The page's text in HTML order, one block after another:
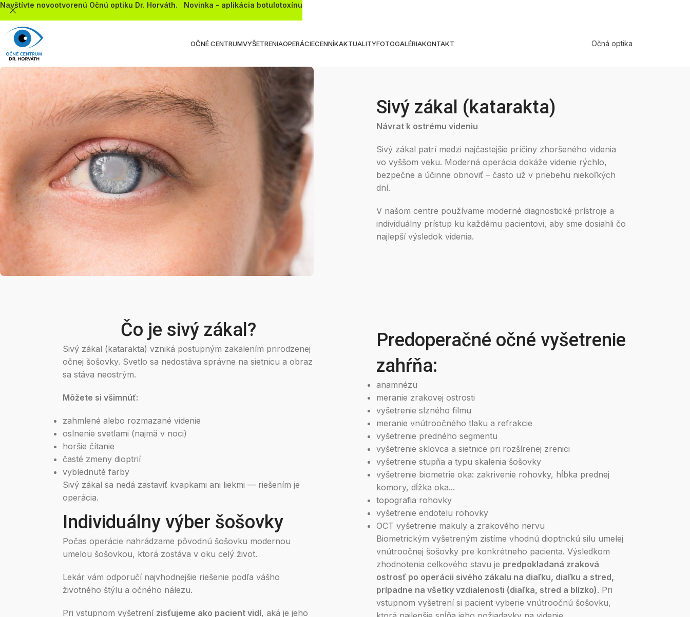
OČNÉ CENTRUMVYŠETRENIAOPERÁCIECENNÍKAKTUALITYFOTOGALÉRIAKONTAKT Očná optika
Sivý zákal (katarakta)
Návrat k ostrému videniu
Sivý zákal patrí medzi najčastejšie príčiny zhoršeného videnia
vo vyššom veku. Moderná operácia dokáže videnie rýchlo,
bezpečne a účinne obnoviť – často už v priebehu niekoľkých
dní.
V našom centre používame moderné diagnostické prístroje a
individuálny prístup ku každému pacientovi, aby sme dosiahli čo
najlepší výsledok videnia.
Čo je sivý zákal?
Sivý zákal (katarakta) vzniká postupným zakalením prirodzenej
očnej šošovky. Svetlo sa nedostáva správne na sietnicu a obraz
sa stáva neostrým.
Môžete si všimnúť:
zahmlené alebo rozmazané videnie
oslnenie svetlami (najmä v noci)
horšie čítanie
časté zmeny dioptrií
vyblednuté farby
Sivý zákal sa nedá zastaviť kvapkami ani liekmi — riešením je
operácia.
Individuálny výber šošovky
Počas operácie nahrádzame pôvodnú šošovku modernou
umelou šošovkou, ktorá zostáva v oku celý život.
Lekár vám odporučí najvhodnejšie riešenie podľa vášho
životného štýlu a očného nálezu.
Pri vstupnom vyšetrení zisťujeme ako pacient vidí, aká je jeho
Predoperačné očné vyšetrenie
zahŕňa:
anamnézu
meranie zrakovej ostrosti
vyšetrenie slzného filmu
meranie vnútroočného tlaku a refrakcie
vyšetrenie predného segmentu
vyšetrenie sklovca a sietnice pri rozšírenej zrenici
vyšetrenie stupňa a typu skalenia šošovky
vyšetrenie biometrie oka: zakrivenie rohovky, hĺbka prednej
komory, dĺžka oka...
topografia rohovky
vyšetrenie endotelu rohovky
OCT vyšetrenie makuly a zrakového nervu
Biometrickým vyšetreným zistíme vhodnú dioptrickú silu umelej
vnútroočnej šošovky pre konkrétneho pacienta. Výsledkom
zhodnotenia celkového stavu je predpokladaná zraková
ostrosť po operácii sivého zákalu na diaľku, diaľku a stred,
prípadne na všetky vzdialenosti (diaľka, stred a blízko). Pri
vstupnom vyšetrení si pacient vyberie vnútroočnú šošovku,
Navštívte novootvorenú Očnú optiku Dr. Horváth. Novinka - aplikácia botulotoxínu